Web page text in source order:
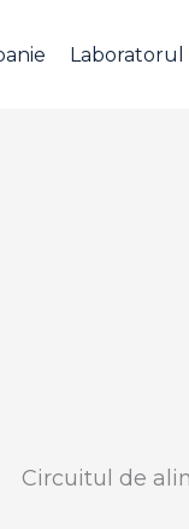
Laboratorul
Circuitul de